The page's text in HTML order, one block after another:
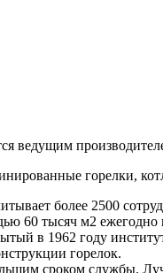
ведущим
горелки,
более 2500
60 тысяч м2
в 1962 году
горелок.
сроком службы.